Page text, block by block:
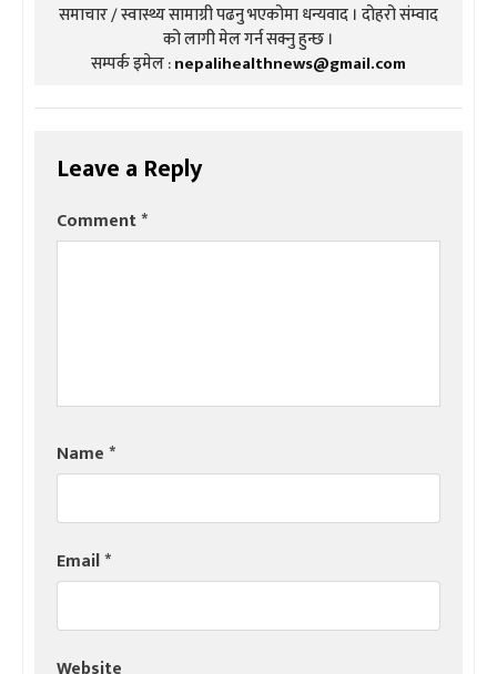
समाचार / स्वास्थ्य सामाग्री पढनु भएकोमा धन्यवाद । दोहरो संम्वाद
को लागी मेल गर्न सक्नु हुन्छ ।
सम्पर्क इमेल :nepalihealthnews@gmail.com
Leave a Reply
Comment*
Name*
Email*